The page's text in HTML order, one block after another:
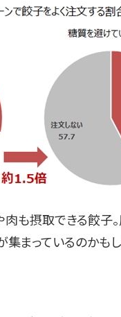
も摂取できる餃子
まっているのかもし